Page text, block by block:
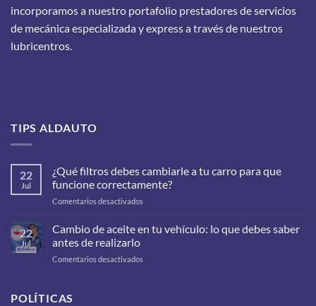
incorporamos a nuestro portafolio prestadores de servicios
de mecánica especializada y express a través de nuestros
lubricentros.
TIPS ALDAUTO
22
Jul
¿Qué filtros debes cambiarle a tu carro para que
funcione correctamente?
Comentarios desactivados
filtros
a
22
Jul
Cambio de aceite en tu vehículo: lo que debes saber
antes de realizarlo
Comentarios desactivados
POLÍTICAS